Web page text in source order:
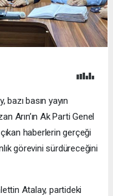
basın yayın
Arın’ın Ak Parti Genel
haberlerin gerçeği
görevini sürdüreceğini
Atalay, partideki